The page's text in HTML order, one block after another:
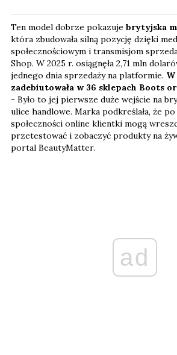
Ten model dobrze pokazuje brytyjska
która zbudowała silną pozycję dzięki
społecznościowym i transmisjom
Shop. W 2025 r. osiągnęła 2,71 mln
jednego dnia sprzedaży na platformie.
zadebiutowała w 36 sklepach Boots
- Było to jej pierwsze duże wejście na
ulice handlowe. Marka podkreślała, że
społeczności online klientki mogą
przetestować i zobaczyć produkty na
portal BeautyMatter.
ad